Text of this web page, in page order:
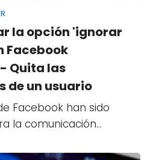
la opción 'ignorar
Facebook
Quita las
de un usuario
Facebook han sido
la comunicación…